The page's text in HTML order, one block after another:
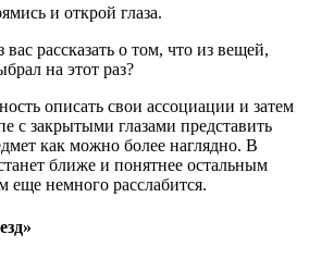
и открой глаза.
рассказать о том, что из вещей,
на этот раз?
описать свои ассоциации и затем
с закрытыми глазами представить
как можно более наглядно. В
ближе и понятнее остальным
еще немного расслабится.